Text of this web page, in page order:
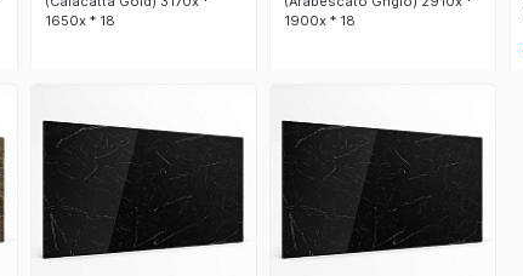
1650х * 18
1900х * 18